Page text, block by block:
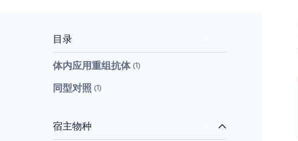
目录
体内应用重组抗体 1
同型对照 1
宿主物种